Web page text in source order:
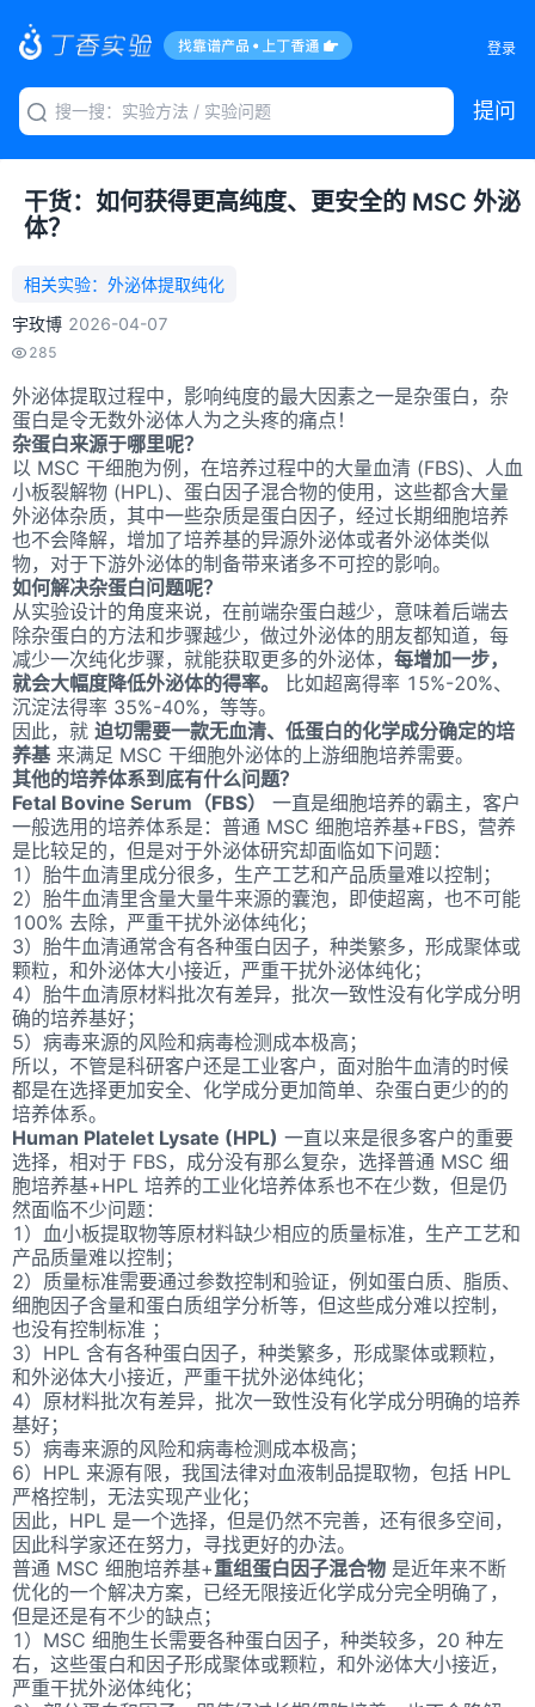
登录
提问
干货：如何获得更高纯度、更安全的 MSC 外泌
体？
相关实验： 外泌体提取纯化
宇玫博 2026-04-07
285
外泌体提取过程中，影响纯度的最大因素之一是杂蛋白，杂
蛋白是令无数外泌体人为之头疼的痛点！
杂蛋白来源于哪里呢？
以 MSC 干细胞为例，在培养过程中的大量血清 (FBS)、人血
小板裂解物 (HPL)、蛋白因子混合物的使用，这些都含大量
外泌体杂质，其中一些杂质是蛋白因子，经过长期细胞培养
也不会降解，增加了培养基的异源外泌体或者外泌体类似
物，对于下游外泌体的制备带来诸多不可控的影响。
如何解决杂蛋白问题呢？
从实验设计的角度来说，在前端杂蛋白越少，意味着后端去
除杂蛋白的方法和步骤越少，做过外泌体的朋友都知道，每
减少一次纯化步骤，就能获取更多的外泌体， 每增加一步，
就会大幅度降低外泌体的得率。
比如超离得率 15%-20%、
沉淀法得率 35%-40%，等等。
因此，就 迫切需要一款无血清、低蛋白的化学成分确定的培
养基来满足 MSC 干细胞外泌体的上游细胞培养需要。
其他的培养体系到底有什么问题？
Fetal Bovine Serum（FBS）
一直是细胞培养的霸主，客户
一般选用的培养体系是：普通 MSC 细胞培养基+FBS，营养
是比较足的，但是对于外泌体研究却面临如下问题：
1）胎牛血清里成分很多，生产工艺和产品质量难以控制；
2）胎牛血清里含量大量牛来源的囊泡，即使超离，也不可能
100% 去除，严重干扰外泌体纯化；
3）胎牛血清通常含有各种蛋白因子，种类繁多，形成聚体或
颗粒，和外泌体大小接近，严重干扰外泌体纯化；
4）胎牛血清原材料批次有差异，批次一致性没有化学成分明
确的培养基好；
5）病毒来源的风险和病毒检测成本极高；
所以，不管是科研客户还是工业客户，面对胎牛血清的时候
都是在选择更加安全、化学成分更加简单、杂蛋白更少的的
培养体系。
Human Platelet Lysate (HPL) 一直以来是很多客户的重要
选择，相对于 FBS，成分没有那么复杂，选择普通 MSC 细
胞培养基+HPL 培养的工业化培养体系也不在少数，但是仍
然面临不少问题：
1）血小板提取物等原材料缺少相应的质量标准，生产工艺和
产品质量难以控制；
2）质量标准需要通过参数控制和验证，例如蛋白质、脂质、
细胞因子含量和蛋白质组学分析等，但这些成分难以控制，
也没有控制标准 ；
3）HPL 含有各种蛋白因子，种类繁多，形成聚体或颗粒，
和外泌体大小接近，严重干扰外泌体纯化；
4）原材料批次有差异，批次一致性没有化学成分明确的培养
基好；
5）病毒来源的风险和病毒检测成本极高；
6）HPL 来源有限，我国法律对血液制品提取物，包括 HPL
严格控制，无法实现产业化；
因此，HPL 是一个选择，但是仍然不完善，还有很多空间，
因此科学家还在努力，寻找更好的办法。
普通 MSC 细胞培养基+重组蛋白因子混合物 是近年来不断
优化的一个解决方案，已经无限接近化学成分完全明确了，
但是还是有不少的缺点；
1）MSC 细胞生长需要各种蛋白因子，种类较多，20 种左
右，这些蛋白和因子形成聚体或颗粒，和外泌体大小接近，
严重干扰外泌体纯化；